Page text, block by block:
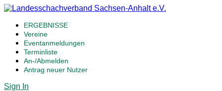
ERGEBNISSE
Vereine
Eventanmeldungen
Terminliste
An-/Abmelden
Antrag neuer Nutzer
Sign In